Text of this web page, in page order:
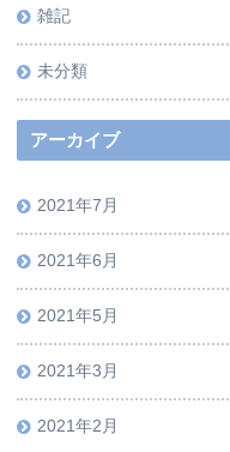
雑記
未分類
アーカイブ
2021年7月
2021年6月
2021年5月
2021年3月
2021年2月